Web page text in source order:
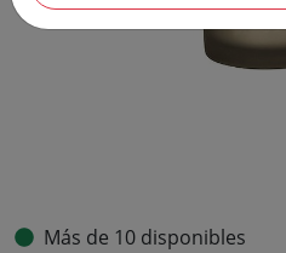
Más de 10 disponibles